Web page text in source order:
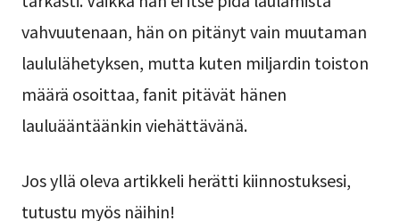
vahvuutenaan, hän on pitänyt vain muutaman
laululähetyksen, mutta kuten miljardin toiston
määrä osoittaa, fanit pitävät hänen
lauluääntäänkin viehättävänä.
Jos yllä oleva artikkeli herätti kiinnostuksesi,
tutustu myös näihin!